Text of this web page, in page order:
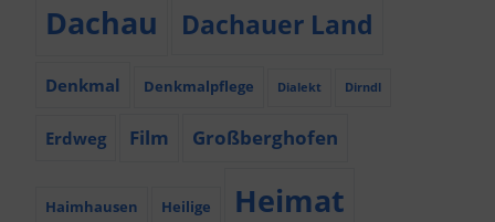
Dachau Dachauer Land
Denkmal Denkmalpflege Dialekt Dirndl
Erdweg Film Großberghofen
Haimhausen Heilige Heimat